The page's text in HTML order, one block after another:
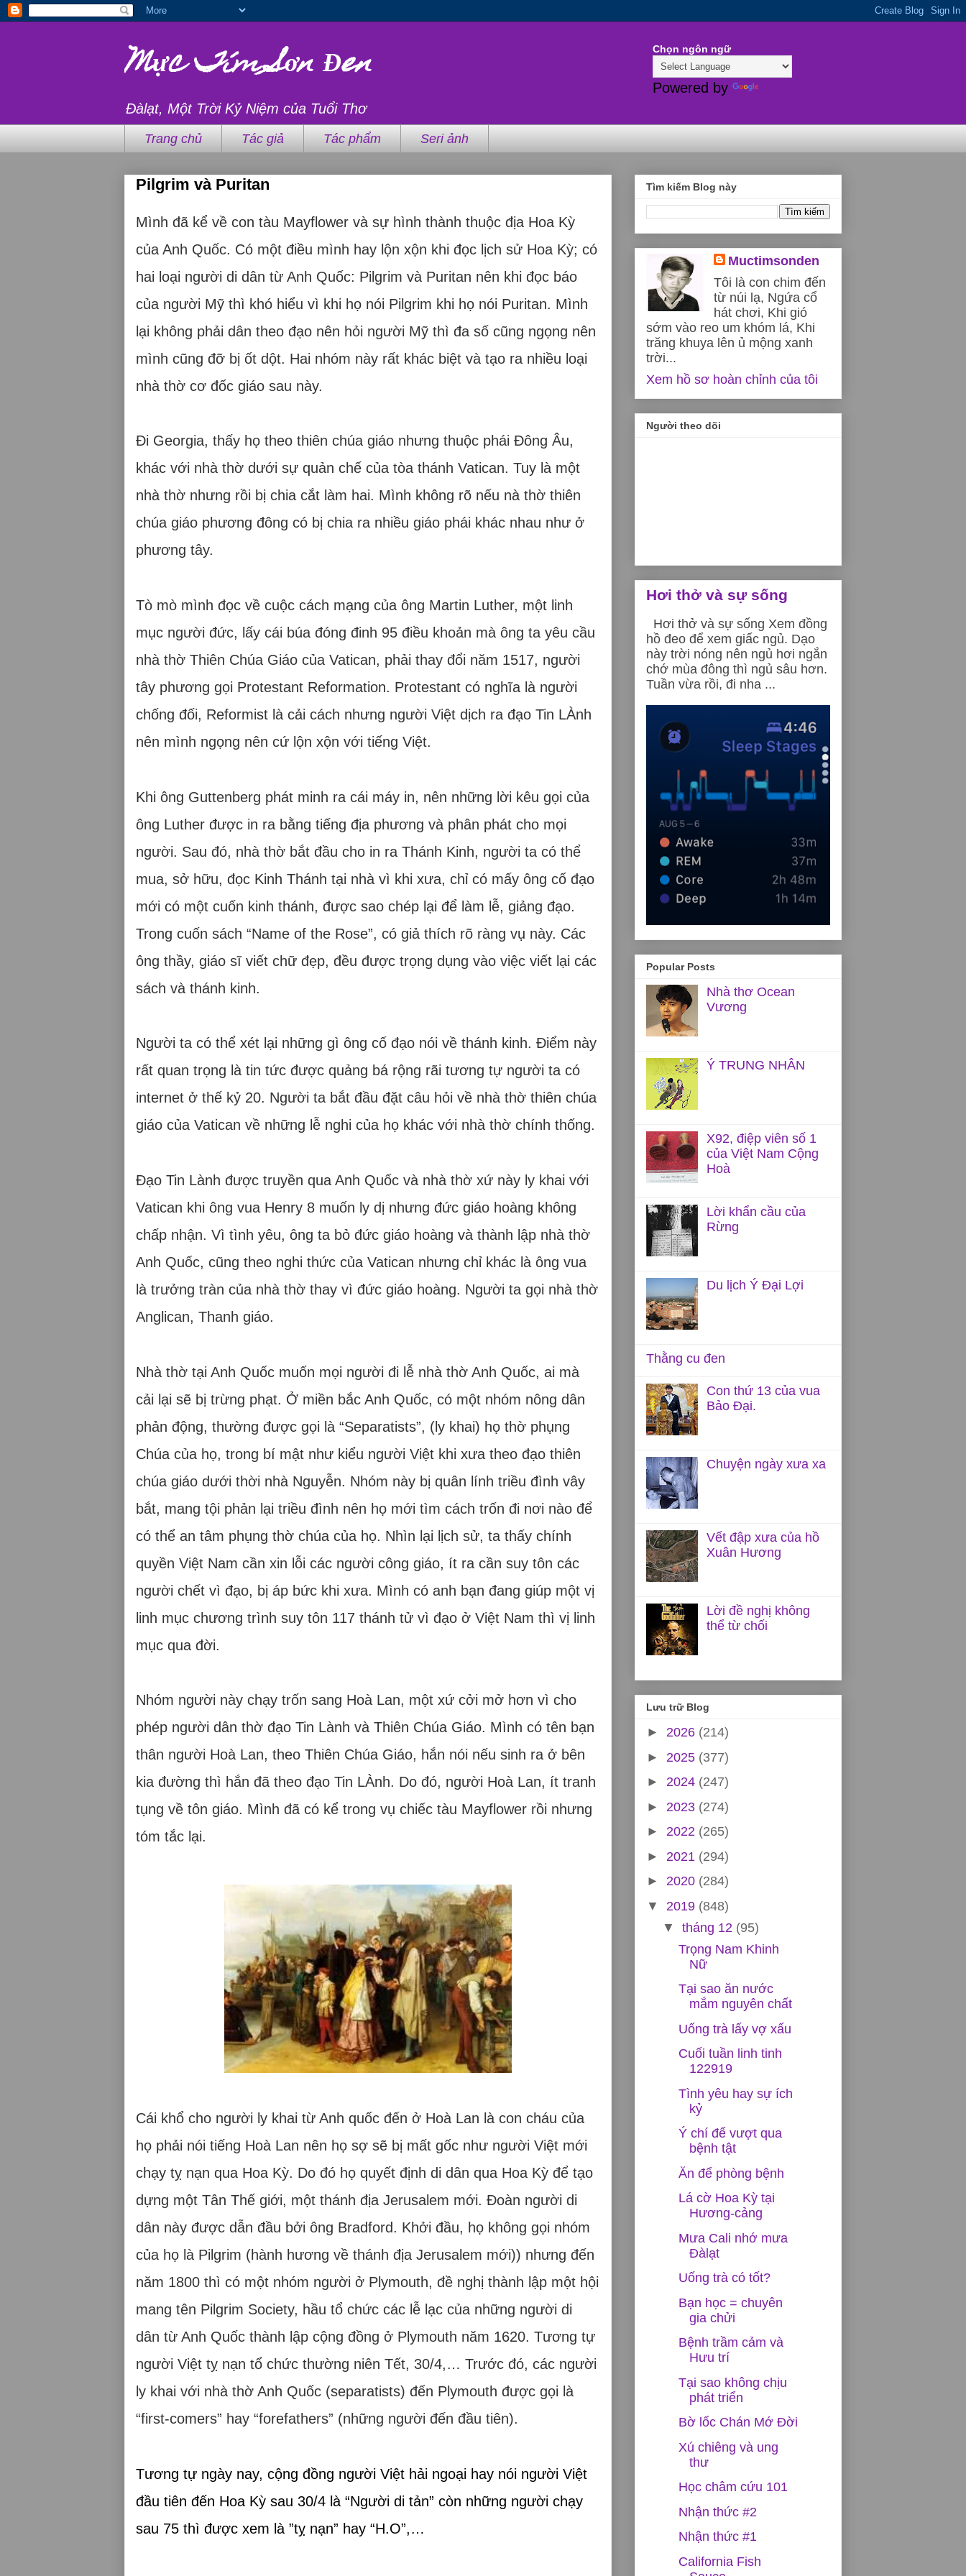
Mực Tím Sơn Đen
Đàlạt, Một Trời Kỷ Niệm của Tuổi Thơ
Chọn ngôn ngữ
Powered by
Trang chủ Tác giả Tác phẩm Seri ảnh
Pilgrim và Puritan
Mình đã kể về con tàu Mayflower và sự hình thành thuộc địa Hoa Kỳ
của Anh Quốc. Có một điều mình hay lộn xộn khi đọc lịch sử Hoa Kỳ; có
hai loại người di dân từ Anh Quốc: Pilgrim và Puritan nên khi đọc báo
của người Mỹ thì khó hiểu vì khi họ nói Pilgrim khi họ nói Puritan. Mình
lại không phải dân theo đạo nên hỏi người Mỹ thì đa số cũng ngọng nên
mình cũng đỡ bị ốt dột. Hai nhóm này rất khác biệt và tạo ra nhiều loại
nhà thờ cơ đốc giáo sau này.
Đi Georgia, thấy họ theo thiên chúa giáo nhưng thuộc phái Đông Âu,
khác với nhà thờ dưới sự quản chế của tòa thánh Vatican. Tuy là một
nhà thờ nhưng rồi bị chia cắt làm hai. Mình không rõ nếu nà thờ thiên
chúa giáo phương đông có bị chia ra nhiều giáo phái khác nhau như ở
phương tây.
Tò mò mình đọc về cuộc cách mạng của ông Martin Luther, một linh
mục người đức, lấy cái búa đóng đinh 95 điều khoản mà ông ta yêu cầu
nhà thờ Thiên Chúa Giáo của Vatican, phải thay đổi năm 1517, người
tây phương gọi Protestant Reformation. Protestant có nghĩa là người
chống đối, Reformist là cải cách nhưng người Việt dịch ra đạo Tin LÀnh
nên mình ngọng nên cứ lộn xộn với tiếng Việt.
Khi ông Guttenberg phát minh ra cái máy in, nên những lời kêu gọi của
ông Luther được in ra bằng tiếng địa phương và phân phát cho mọi
người. Sau đó, nhà thờ bắt đầu cho in ra Thánh Kinh, người ta có thể
mua, sở hữu, đọc Kinh Thánh tại nhà vì khi xưa, chỉ có mấy ông cố đạo
mới có một cuốn kinh thánh, được sao chép lại để làm lễ, giảng đạo.
Trong cuốn sách “Name of the Rose”, có giả thích rõ ràng vụ này. Các
ông thầy, giáo sĩ viết chữ đẹp, đều được trọng dụng vào việc viết lại các
sách và thánh kinh.
Người ta có thể xét lại những gì ông cố đạo nói về thánh kinh. Điểm này
rất quan trọng là tin tức được quảng bá rộng rãi tương tự người ta có
internet ở thế kỷ 20. Người ta bắt đầu đặt câu hỏi về nhà thờ thiên chúa
giáo của Vatican về những lễ nghi của họ khác với nhà thờ chính thống.
Đạo Tin Lành được truyền qua Anh Quốc và nhà thờ xứ này ly khai với
Vatican khi ông vua Henry 8 muốn ly dị nhưng đức giáo hoàng không
chấp nhận. Vì tình yêu, ông ta bỏ đức giáo hoàng và thành lập nhà thờ
Anh Quốc, cũng theo nghi thức của Vatican nhưng chỉ khác là ông vua
là trưởng tràn của nhà thờ thay vì đức giáo hoàng. Người ta gọi nhà thờ
Anglican, Thanh giáo.
Nhà thờ tại Anh Quốc muốn mọi người đi lễ nhà thờ Anh Quốc, ai mà
cải lại sẽ bị trừng phạt. Ở miền bắc Anh Quốc, có một nhóm nông dân
phản động, thường được gọi là “Separatists”, (ly khai) họ thờ phụng
Chúa của họ, trong bí mật như kiểu người Việt khi xưa theo đạo thiên
chúa giáo dưới thời nhà Nguyễn. Nhóm này bị quân lính triều đình vây
bắt, mang tội phản lại triều đình nên họ mới tìm cách trốn đi nơi nào để
có thể an tâm phụng thờ chúa của họ. Nhìn lại lịch sử, ta thấy chính
quyền Việt Nam cần xin lỗi các người công giáo, ít ra cần suy tôn các
người chết vì đạo, bị áp bức khi xưa. Mình có anh bạn đang giúp một vị
linh mục chương trình suy tôn 117 thánh tử vì đạo ở Việt Nam thì vị linh
mục qua đời.
Nhóm người này chạy trốn sang Hoà Lan, một xứ cởi mở hơn vì cho
phép người dân thờ đạo Tin Lành và Thiên Chúa Giáo. Mình có tên bạn
thân người Hoà Lan, theo Thiên Chúa Giáo, hắn nói nếu sinh ra ở bên
kia đường thì hắn đã theo đạo Tin LÀnh. Do đó, người Hoà Lan, ít tranh
tụng về tôn giáo. Mình đã có kể trong vụ chiếc tàu Mayflower rồi nhưng
tóm tắc lại.
Cái khổ cho người ly khai từ Anh quốc đến ở Hoà Lan là con cháu của
họ phải nói tiếng Hoà Lan nên họ sợ sẽ bị mất gốc như người Việt mới
chạy tỵ nạn qua Hoa Kỳ. Do đó họ quyết định di dân qua Hoa Kỳ để tạo
dựng một Tân Thế giới, một thánh địa Jerusalem mới. Đoàn người di
dân này được dẫn đầu bởi ông Bradford. Khởi đầu, họ không gọi nhóm
của họ là Pilgrim (hành hương về thánh địa Jerusalem mới)) nhưng đến
năm 1800 thì có một nhóm người ở Plymouth, đề nghị thành lập một hội
mang tên Pilgrim Society, hầu tổ chức các lễ lạc của những người di
dân từ Anh Quốc thành lập cộng đồng ở Plymouth năm 1620. Tương tự
người Việt tỵ nạn tổ chức thường niên Tết, 30/4,… Trước đó, các người
ly khai với nhà thờ Anh Quốc (separatists) đến Plymouth được gọi là
“first-comers” hay “forefathers” (những người đến đầu tiên).
Tương tự ngày nay, cộng đồng người Việt hải ngoại hay nói người Việt
đầu tiên đến Hoa Kỳ sau 30/4 là “Người di tản” còn những người chạy
sau 75 thì được xem là ”tỵ nạn” hay “H.O”,…
Tìm kiếm Blog này
Muctimsonden
Tôi là con chim đến
từ núi lạ, Ngứa cổ
hát chơi, Khi gió
sớm vào reo um khóm lá, Khi
trăng khuya lên ủ mộng xanh
trời...
Xem hồ sơ hoàn chỉnh của tôi
Người theo dõi
Hơi thở và sự sống
Hơi thở và sự sống Xem đồng
hồ đeo để xem giấc ngủ. Dạo
này trời nóng nên ngủ hơi ngắn
chớ mùa đông thì ngủ sâu hơn.
Tuần vừa rồi, đi nha ...
Popular Posts
Nhà thơ Ocean
Vương
Ý TRUNG NHÂN
X92, điệp viên số 1
của Việt Nam Cộng
Hoà
Lời khẩn cầu của
Rừng
Du lịch Ý Đại Lợi
Thằng cu đen
Con thứ 13 của vua
Bảo Đại.
Chuyện ngày xưa xa
Vết đập xưa của hồ
Xuân Hương
Lời đề nghị không
thể từ chối
Lưu trữ Blog
► 2026 (214)
► 2025 (377)
► 2024 (247)
► 2023 (274)
► 2022 (265)
► 2021 (294)
► 2020 (284)
▼ 2019 (848)
▼ tháng 12 (95)
Trọng Nam Khinh
Nữ
Tại sao ăn nước
mắm nguyên chất
Uống trà lấy vợ xấu
Cuối tuần linh tinh
122919
Tình yêu hay sự ích
kỷ
Ý chí để vượt qua
bệnh tật
Ăn để phòng bệnh
Lá cờ Hoa Kỳ tại
Hương-cảng
Mưa Cali nhớ mưa
Đàlạt
Uống trà có tốt?
Bạn học = chuyên
gia chửi
Bệnh trầm cảm và
Hưu trí
Tại sao không chịu
phát triển
Bờ lốc Chán Mớ Đời
Xú chiêng và ung
thư
Học châm cứu 101
Nhận thức #2
Nhận thức #1
California Fish